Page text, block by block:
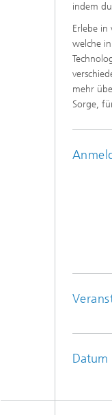
indem
Erlebe
welche
mehr
Sorge,
Datum